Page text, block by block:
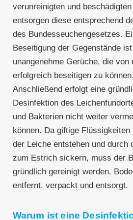
verunreinigten und
entsorgen diese entsprechend
des Bundesseuchengesetzes.
Beseitigung der Gegenstände
unangenehme Gerüche, die von
erfolgreich beseitigen zu können.
Anschließend erfolgt eine
Desinfektion des
und Bakterien nicht weiter
können. Da giftige
der Leiche entstehen und durch
zum Estrich sickern, muss der
gründlich gereinigt werden.
entfernt, verpackt und entsorgt.
Warum ist eine